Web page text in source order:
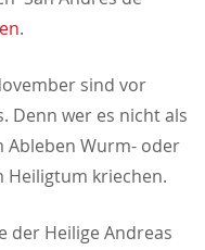
.
sind vor
Denn wer es nicht als
Ableben Wurm- oder
Heiligtum kriechen.
der Heilige Andreas